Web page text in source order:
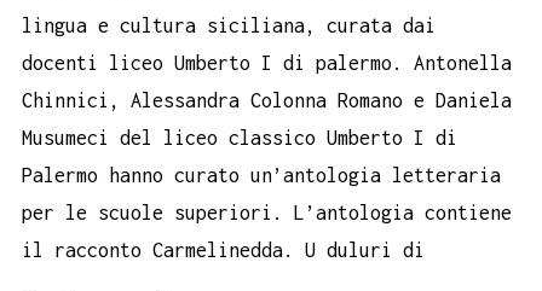
lingua e cultura siciliana, curata dai
docenti liceo Umberto I di palermo. Antonella
Chinnici, Alessandra Colonna Romano e Daniela
Musumeci del liceo classico Umberto I di
Palermo hanno curato un’antologia letteraria
per le scuole superiori. L’antologia contiene
il racconto Carmelinedda. U duluri di